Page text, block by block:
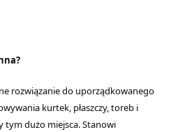
rozwiązanie do uporządkowanego
kurtek, płaszczy, toreb i
tym dużo miejsca. Stanowi